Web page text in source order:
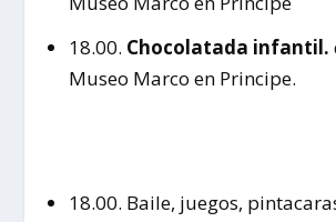
18.00. Chocolatada infantil.
Museo Marco en Principe.
18.00. Baile, juegos,